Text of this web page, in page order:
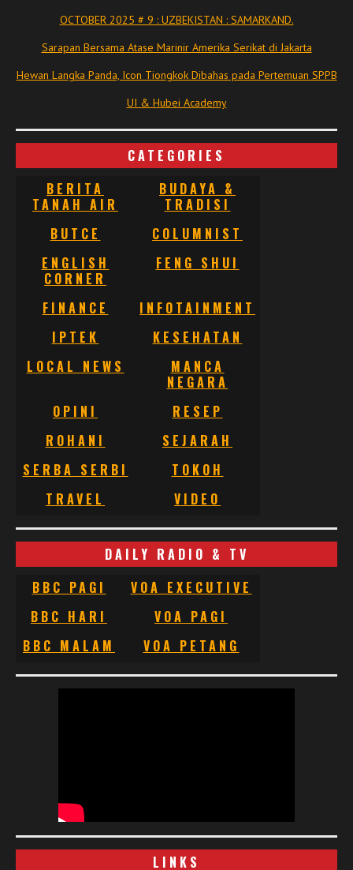
OCTOBER 2025 # 9 : UZBEKISTAN : SAMARKAND.
Sarapan Bersama Atase Marinir Amerika Serikat di Jakarta
Hewan Langka Panda, Icon Tiongkok Dibahas pada Pertemuan SPPB
UI & Hubei Academy
CATEGORIES
BERITA
TANAH AIR
BUDAYA &
TRADISI
BUTCE
COLUMNIST
ENGLISH
CORNER
FENG SHUI
FINANCE
INFOTAINMENT
IPTEK
KESEHATAN
LOCAL NEWS
MANCA
NEGARA
OPINI
RESEP
ROHANI
SEJARAH
SERBA SERBI
TOKOH
TRAVEL
VIDEO
DAILY RADIO & TV
BBC PAGI
VOA EXECUTIVE
BBC HARI
VOA PAGI
BBC MALAM
VOA PETANG
LINKS